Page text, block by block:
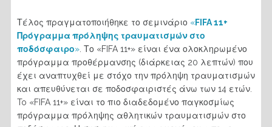
Τέλος πραγματοποιήθηκε το σεμινάριο «FIFA 11+
Πρόγραμμα πρόληψης τραυματισμών στο
ποδόσφαιρο». Το «FIFA 11+» είναι ένα ολοκληρωμένο
πρόγραμμα προθέρμανσης (διάρκειας 20 λεπτών) που
έχει αναπτυχθεί με στόχο την πρόληψη τραυματισμών
και απευθύνεται σε ποδοσφαιριστές άνω των 14 ετών.
To «FIFA 11+» είναι το πιο διαδεδομένο παγκοσμίως
πρόγραμμα πρόληψης αθλητικών τραυματισμών στο